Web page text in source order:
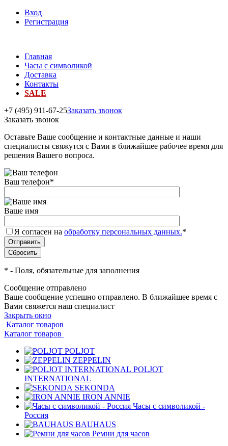
Вход
Регистрация
Главная
Часы с символикой
Доставка
Контакты
SALE
+7 (495) 911-67-25Заказать звонок
Заказать звонок
Оставьте Ваше сообщение и контактные данные и наши
специалисты свяжутся с Вами в ближайшее рабочее время для
решения Вашего вопроса.
Ваш телефон*
Ваше имя
Я согласен на обработку персональных данных.*
* - Поля, обязательные для заполнения
Сообщение отправлено
Ваше сообщение успешно отправлено. В ближайшее время с
Вами свяжется наш специалист
Закрыть окно
Каталог товаров
Каталог товаров
POLJOT
ZEPPELIN
POLJOT
INTERNATIONAL
SEKONDA
IRON ANNIE
Часы с символикой -
Россия
BAUHAUS
Ремни для часов